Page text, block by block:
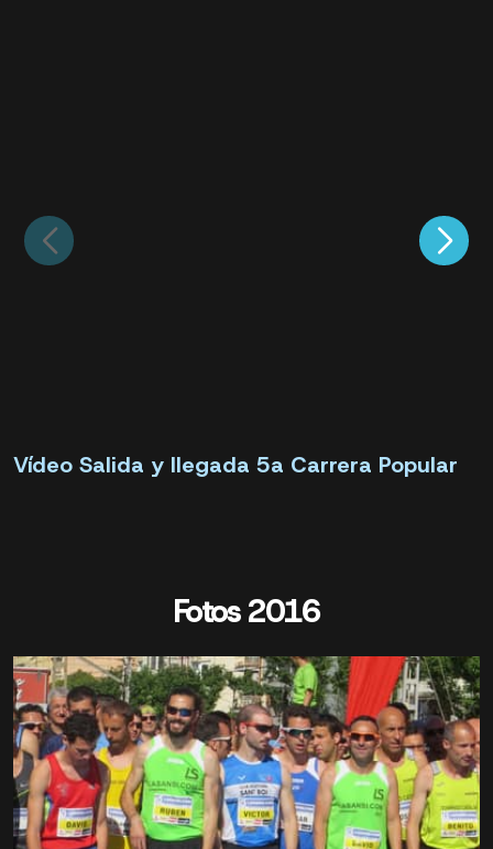
Vídeo Salida y llegada 5a Carrera Popular
Fotos 2016